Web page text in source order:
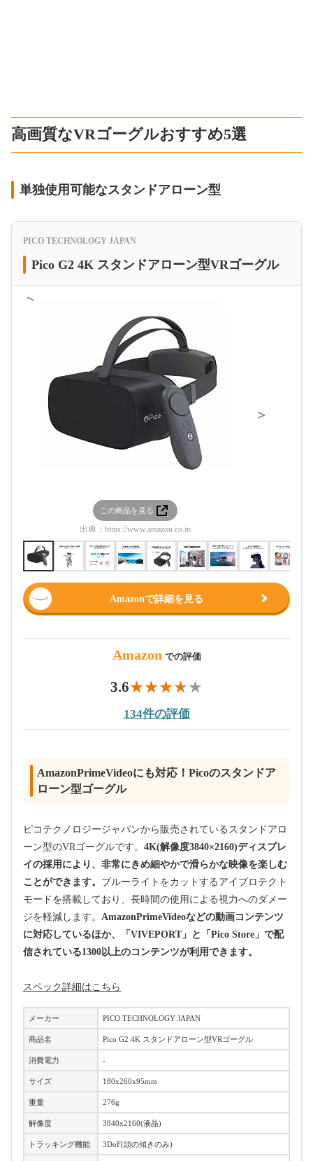
高画質なVRゴーグルおすすめ5選
単独使用可能なスタンドアローン型
PICO TECHNOLOGY JAPAN
Pico G2 4K スタンドアローン型VRゴーグル
＜
この商品を見る
出典： https://www.amazon.co.jp
＞
Amazonで詳細を見る
Amazon での評価
3.6
134件の評価
AmazonPrimeVideoにも対応！Picoのスタンドア
ローン型ゴーグル
ピコテクノロジージャパンから販売されているスタンドアロ
ーン型のVRゴーグルです。 4K(解像度3840×2160)ディスプレ
イの採用により、非常にきめ細やかで滑らかな映像を楽しむ
ことができます。 ブルーライトをカットするアイプロテクト
モードを搭載しており、長時間の使用による視力へのダメー
ジを軽減します。 AmazonPrimeVideoなどの動画コンテンツ
に対応しているほか、「VIVEPORT」と「Pico Store」で配
信されている1300以上のコンテンツが利用できます。
スペック詳細はこちら
メーカー PICO TECHNOLOGY JAPAN
商品名 Pico G2 4K スタンドアローン型VRゴーグル
消費電力 -
サイズ 180x260x95mm
重量 276g
解像度 3840x2160(液晶)
トラッキング機能 3DoF(頭の傾きのみ)